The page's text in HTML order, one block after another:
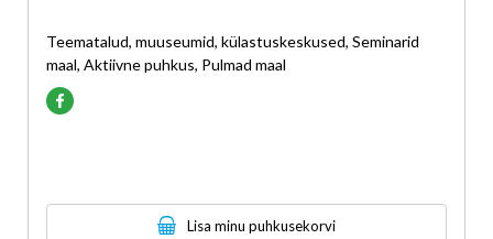
Teematalud, muuseumid, külastuskeskused, Seminarid
maal, Aktiivne puhkus, Pulmad maal
Lisa minu puhkusekorvi